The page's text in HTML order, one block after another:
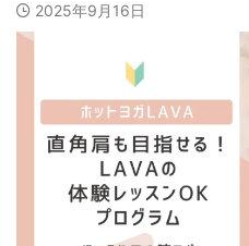
2025年9月16日